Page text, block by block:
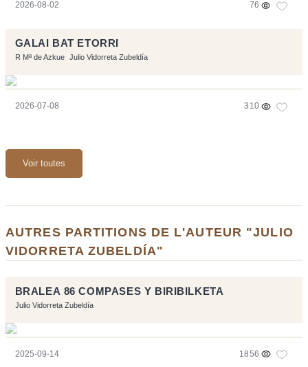
2026-08-02 76
GALAI BAT ETORRI
R Mª de Azkue Julio Vidorreta Zubeldía
2026-07-08 310
Voir toutes
AUTRES PARTITIONS DE L'AUTEUR "JULIO
VIDORRETA ZUBELDÍA"
BRALEA 86 COMPASES Y BIRIBILKETA
Julio Vidorreta Zubeldía
2025-09-14 1856